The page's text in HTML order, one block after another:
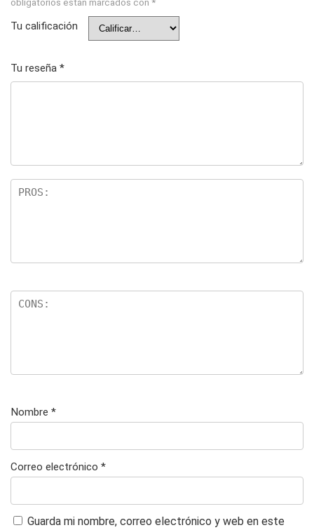
Tu calificación
Tu reseña *
Nombre *
Correo electrónico *
Guarda mi nombre, correo electrónico y web en este